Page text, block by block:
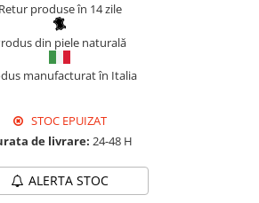
Retur produse în 14 zile
din piele naturală
manufacturat în Italia
STOC EPUIZAT
de livrare: 24-48 H
ALERTA STOC